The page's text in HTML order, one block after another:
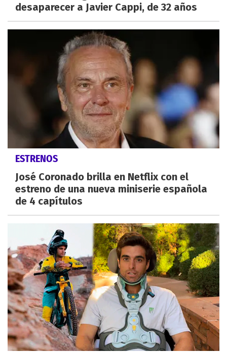
desaparecer a Javier Cappi, de 32 años
ESTRENOS
José Coronado brilla en Netflix con el
estreno de una nueva miniserie española
de 4 capítulos